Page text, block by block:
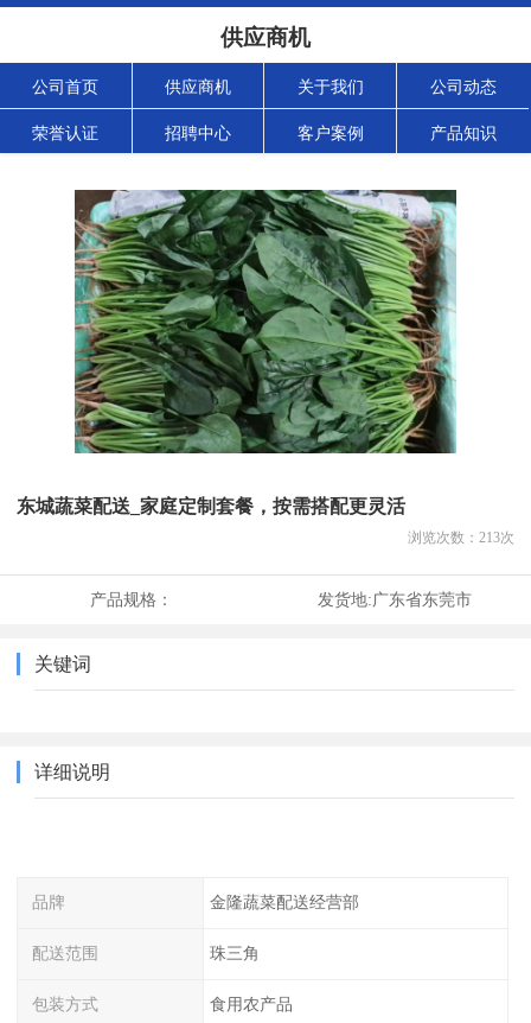
供应商机
公司首页 供应商机 关于我们 公司动态
荣誉认证 招聘中心 客户案例 产品知识
东城蔬菜配送_家庭定制套餐，按需搭配更灵活
浏览次数： 213次
产品规格： 发货地:广东省东莞市
关键词
详细说明
品牌 金隆蔬菜配送经营部
配送范围 珠三角
包装方式 食用农产品